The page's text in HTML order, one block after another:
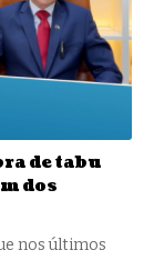
de tabu
dos
nos últimos